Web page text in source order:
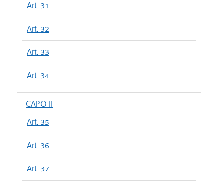
Art. 31
Art. 32
Art. 33
Art. 34
CAPO II
Art. 35
Art. 36
Art. 37